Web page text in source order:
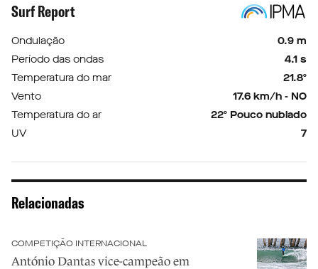
Surf Report
Ondulação
0.9 m
Período das ondas
4.1 s
Temperatura do mar
21.8º
Vento
17.6 km/h - NO
Temperatura do ar
22º Pouco nublado
UV
7
Relacionadas
COMPETIÇÃO INTERNACIONAL
António Dantas vice-campeão em